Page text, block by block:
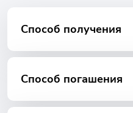
Способ получения
Способ погашения